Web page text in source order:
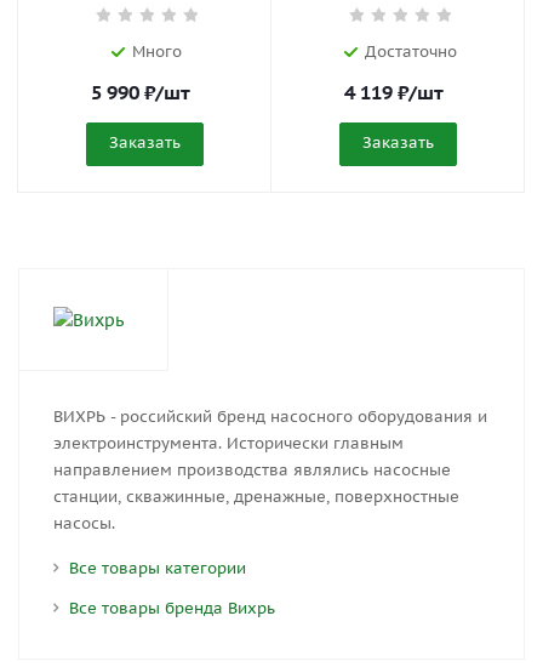
Много
5 990 ₽/шт
Заказать
Достаточно
4 119 ₽/шт
Заказать
ВИХРЬ - российский бренд насосного оборудования и
электроинструмента. Исторически главным
направлением производства являлись насосные
станции, скважинные, дренажные, поверхностные
насосы.
Все товары категории
Все товары бренда Вихрь